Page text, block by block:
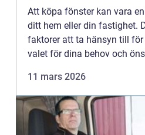
Att köpa fönster kan vara
ditt hem eller din fastighet.
faktorer att ta hänsyn till
valet för dina behov och
11 mars 2026